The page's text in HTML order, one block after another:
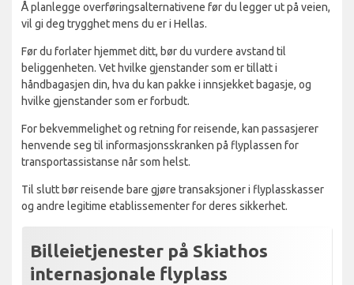
Å planlegge overføringsalternativene før du legger ut på veien,
vil gi deg trygghet mens du er i Hellas.
Før du forlater hjemmet ditt, bør du vurdere avstand til
beliggenheten. Vet hvilke gjenstander som er tillatt i
håndbagasjen din, hva du kan pakke i innsjekket bagasje, og
hvilke gjenstander som er forbudt.
For bekvemmelighet og retning for reisende, kan passasjerer
henvende seg til informasjonsskranken på flyplassen for
transportassistanse når som helst.
Til slutt bør reisende bare gjøre transaksjoner i flyplasskasser
og andre legitime etablissementer for deres sikkerhet.
Billeietjenester på Skiathos
internasjonale flyplass